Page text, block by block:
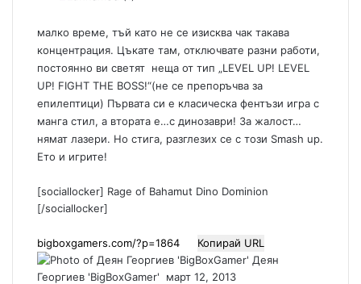
малко време, тъй като не се изисква чак такава
концентрация. Цъкате там, отключвате разни работи,
постоянно ви светят неща от тип „LEVEL UP! LEVEL
UP! FIGHT THE BOSS!“(не се препоръчва за
епилептици) Първата си е класическа фентъзи игра с
манга стил, а втората е…с динозаври! За жалост…
нямат лазери. Но стига, разглезих се с този Smash up.
Ето и игрите!
[sociallocker] Rage of Bahamut Dino Dominion
[/sociallocker]
Копирай URL
Деян
Георгиев 'BigBoxGamer'
S
март 12, 2013